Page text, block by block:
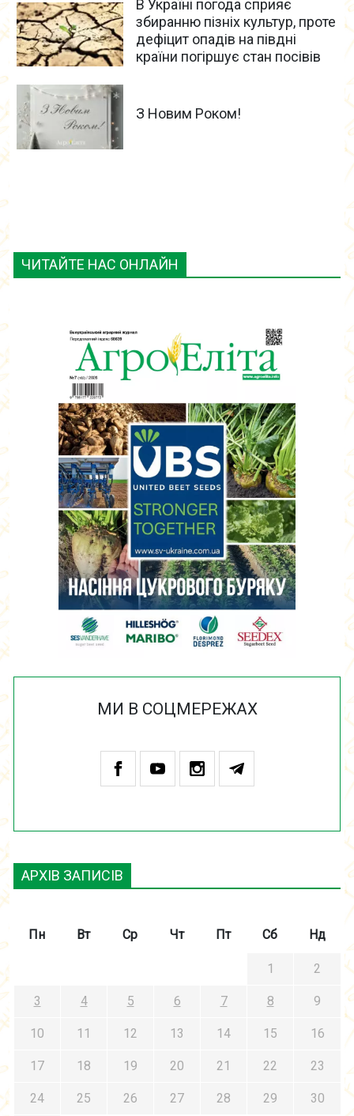
ЧИТАЙТЕ НАС ОНЛАЙН
МИ В СОЦМЕРЕЖАХ
АРХІВ ЗАПИСІВ
Пн Вт Ср Чт Пт Сб Нд
1 2
3 4 5 6 7 8 9
10 11 12 13 14 15 16
17 18 19 20 21 22 23
24 25 26 27 28 29 30
В Україні погода сприяє
збиранню пізніх культур, проте
дефіцит опадів на півдні
країни погіршує стан посівів
З Новим Роком!